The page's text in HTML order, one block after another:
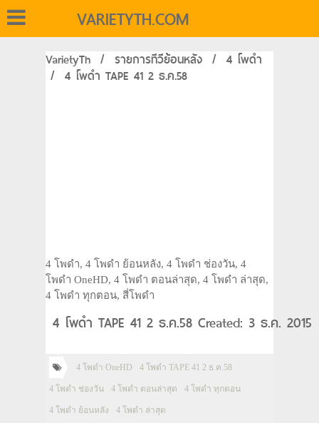
VARIETYTH.COM
VarietyTh / รายการทีวีย้อนหลัง / 4 โพดำ
/ 4 โพดำ TAPE 41 2 ธ.ค.58
4 โพดำ, 4 โพดำ ย้อนหลัง, 4 โพดำ ช่องวัน, 4
โพดำ OneHD, 4 โพดำ ตอนล่าสุด, 4 โพดำ ล่าสุด,
4 โพดำ ทุกตอน, สี่โพดำ
4 โพดำ TAPE 41 2 ธ.ค.58 Created: 3 ธ.ค. 2015
4 โพดำ OneHD 4 โพดำ TAPE 41 2 ธ.ค.58
4 โพดำ ช่องวัน 4 โพดำ ตอนล่าสุด 4 โพดำ ทุกตอน
4 โพดำ ย้อนหลัง 4 โพดำ ล่าสุด